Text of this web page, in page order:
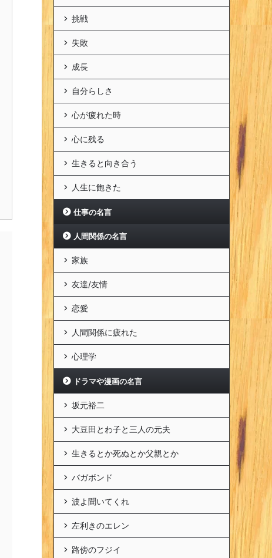
挑戦
失敗
成長
自分らしさ
心が疲れた時
心に残る
生きると向き合う
人生に飽きた
仕事の名言
人間関係の名言
家族
友達/友情
恋愛
人間関係に疲れた
心理学
ドラマや漫画の名言
坂元裕二
大豆田とわ子と三人の元夫
生きるとか死ぬとか父親とか
バガボンド
波よ聞いてくれ
左利きのエレン
路傍のフジイ